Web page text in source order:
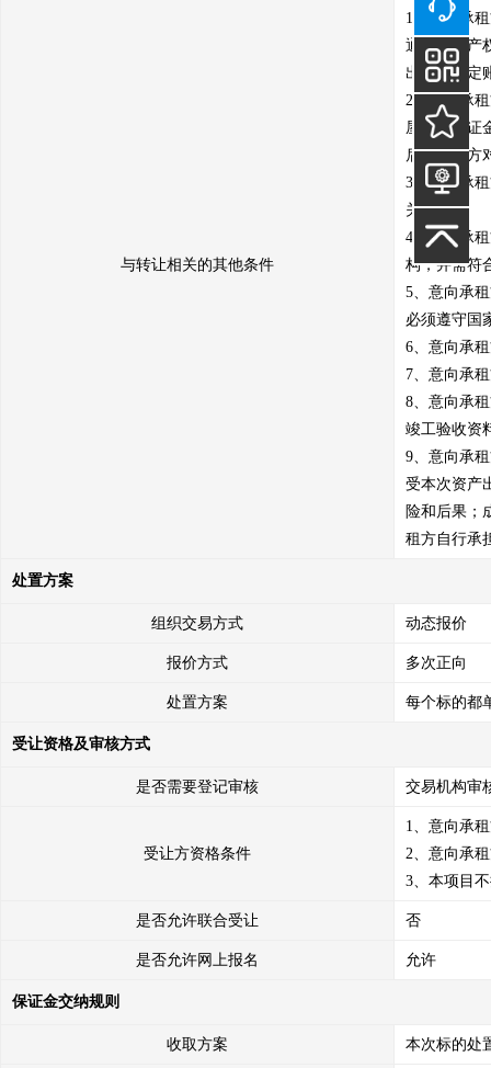
与转让相关的其他条件
1、意向承
通过山东产
出租方指定
2、意向承
屋租赁保证
后，出租方
3、意向承
关费用。
4、意向承
构，并需符
5、意向承
必须遵守国
6、意向承
7、意向承
8、意向承
竣工验收资
9、意向承
受本次资产
险和后果；
租方自行承
处置方案
组织交易方式 动态报价
报价方式 多次正向
处置方案 每个标的都
受让资格及审核方式
是否需要登记审核 交易机构审
受让方资格条件
1、意向承
2、意向承
3、本项目
是否允许联合受让 否
是否允许网上报名 允许
保证金交纳规则
收取方案 本次标的处